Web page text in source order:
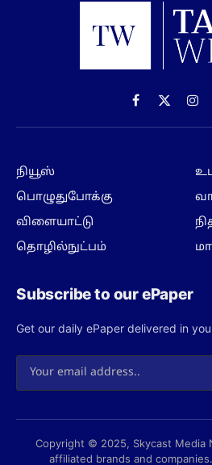
Facebook
X
(Twitter)
நியூஸ்
பொழுதுபோக்கு
விளையாட்டு
தொழில்நுட்பம்
Subscribe to our ePaper
Get our daily ePaper delivered in
Copyright © 2025, Skycast Media
affiliated brands and